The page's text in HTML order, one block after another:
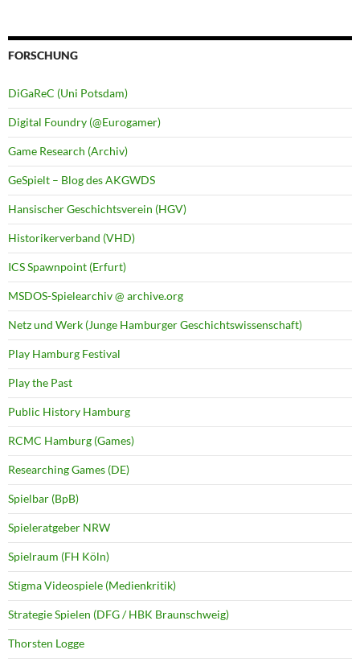
FORSCHUNG
DiGaReC (Uni Potsdam)
Digital Foundry (@Eurogamer)
Game Research (Archiv)
GeSpielt – Blog des AKGWDS
Hansischer Geschichtsverein (HGV)
Historikerverband (VHD)
ICS Spawnpoint (Erfurt)
MSDOS-Spielearchiv @ archive.org
Netz und Werk (Junge Hamburger Geschichtswissenschaft)
Play Hamburg Festival
Play the Past
Public History Hamburg
RCMC Hamburg (Games)
Researching Games (DE)
Spielbar (BpB)
Spieleratgeber NRW
Spielraum (FH Köln)
Stigma Videospiele (Medienkritik)
Strategie Spielen (DFG / HBK Braunschweig)
Thorsten Logge